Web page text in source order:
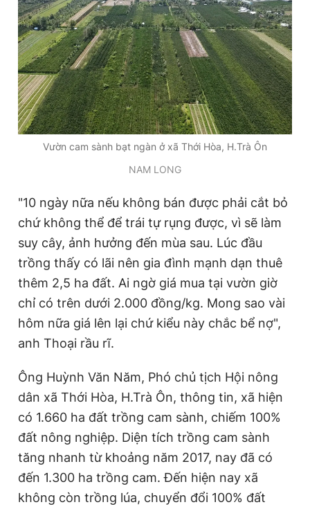
Vườn cam sành bạt ngàn ở xã Thới Hòa, H.Trà Ôn
NAM LONG
"10 ngày nữa nếu không bán được phải cắt bỏ
chứ không thể để trái tự rụng được, vì sẽ làm
suy cây, ảnh hưởng đến mùa sau. Lúc đầu
trồng thấy có lãi nên gia đình mạnh dạn thuê
thêm 2,5 ha đất. Ai ngờ giá mua tại vườn giờ
chỉ có trên dưới 2.000 đồng/kg. Mong sao vài
hôm nữa giá lên lại chứ kiểu này chắc bể nợ",
anh Thoại rầu rĩ.
Ông Huỳnh Văn Năm, Phó chủ tịch Hội nông
dân xã Thới Hòa, H.Trà Ôn, thông tin, xã hiện
có 1.660 ha đất trồng cam sành, chiếm 100%
đất nông nghiệp. Diện tích trồng cam sành
tăng nhanh từ khoảng năm 2017, nay đã có
đến 1.300 ha trồng cam. Đến hiện nay xã
không còn trồng lúa, chuyển đổi 100% đất